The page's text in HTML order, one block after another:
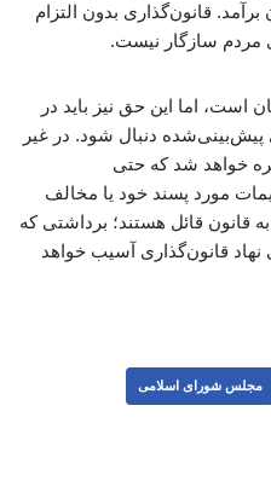
قانون‌گذاری بدون التزام
مردم سازگار نیست.
است، اما این حق نیز باید در
دنبال شود. در غیر
خواهد شد که حتی
مورد پسند خود یا مخالف
قانون قائل هستند؛ برداشتی که
قانون‌گذاری آسیب خواهد
مجلس شورای اسلامی